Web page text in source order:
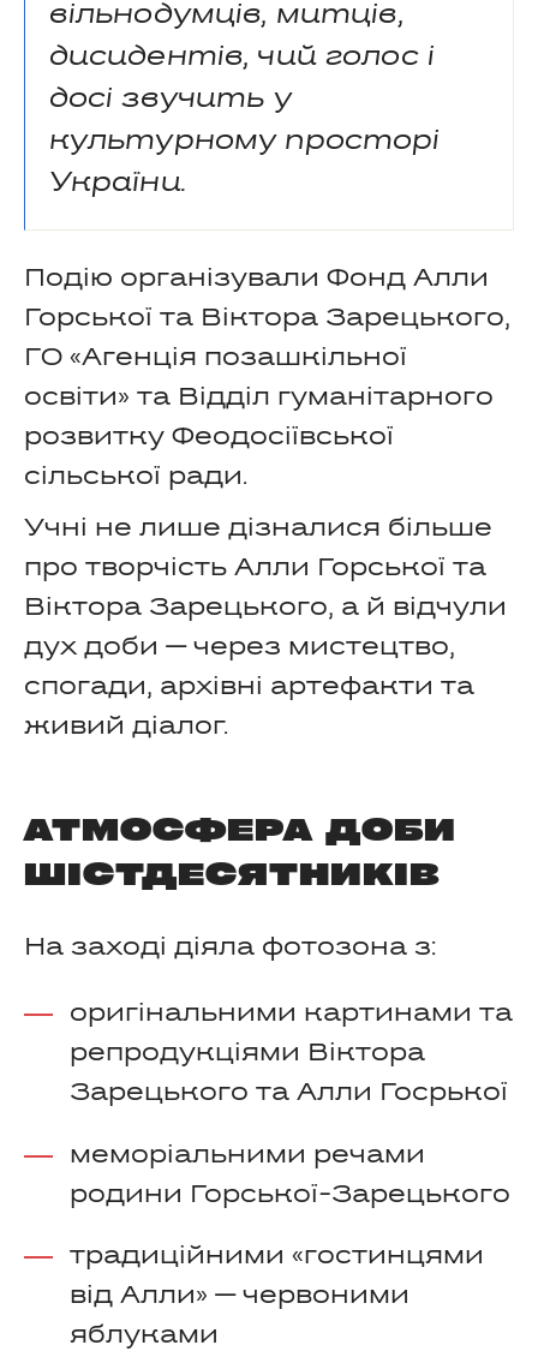
вільнодумців, митців,
дисидентів, чий голос і
досі звучить у
культурному просторі
України.
Подію організували Фонд Алли
Горської та Віктора Зарецького,
ГО «Агенція позашкільної
освіти» та Відділ гуманітарного
розвитку Феодосіївської
сільської ради.
Учні не лише дізналися більше
про творчість Алли Горської та
Віктора Зарецького, а й відчули
дух доби — через мистецтво,
спогади, архівні артефакти та
живий діалог.
АТМОСФЕРА ДОБИ
ШІСТДЕСЯТНИКІВ
На заході діяла фотозона з:
оригінальними картинами та
репродукціями Віктора
Зарецького та Алли Госрької
меморіальними речами
родини Горської-Зарецького
традиційними «гостинцями
від Алли» — червоними
яблуками